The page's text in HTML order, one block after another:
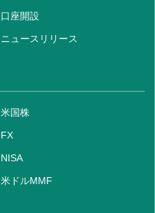
口座開設
ニュースリリース
米国株
FX
NISA
米ドルMMF